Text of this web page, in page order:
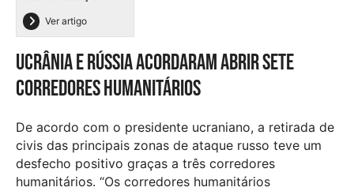
Ver artigo
Ucrânia e Rússia acordaram abrir sete
corredores humanitários
De acordo com o presidente ucraniano, a retirada de
civis das principais zonas de ataque russo teve um
desfecho positivo graças a três corredores
humanitários. “Os corredores humanitários